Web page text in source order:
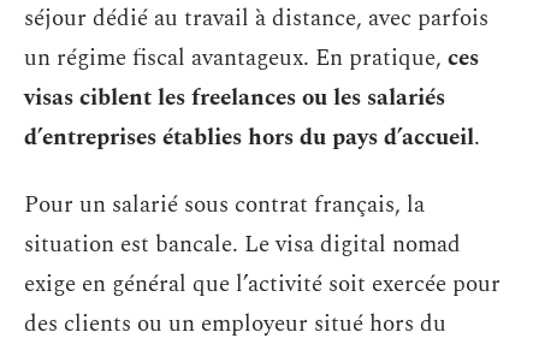
séjour dédié au travail à distance, avec parfois
un régime fiscal avantageux. En pratique, ces
visas ciblent les freelances ou les salariés
d’entreprises établies hors du pays d’accueil.
Pour un salarié sous contrat français, la
situation est bancale. Le visa digital nomad
exige en général que l’activité soit exercée pour
des clients ou un employeur situé hors du